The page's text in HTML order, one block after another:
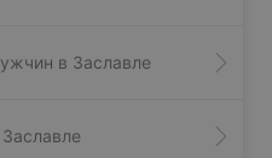
в Заславле